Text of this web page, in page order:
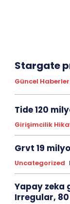
Stargate
Güncel Haberler
Tide 120
Girişimcilik
Grvt 19
Uncategorized
Yapay zeka
Irregular, 80